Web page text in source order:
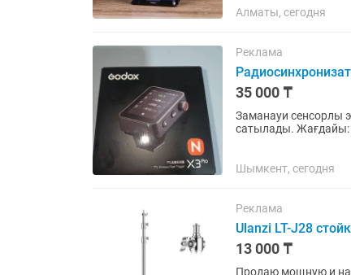
Алматы, сегодня
Реклама
35 000 ₸
Заманауи сенсорлы
сатылады. Жағдайы:
Шымкент, сегодня
Реклама
Ulanzi LT-J28
13 000 ₸
Продаю мощную и